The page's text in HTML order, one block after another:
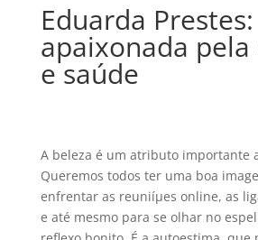
Eduarda Prestes:
apaixonada pela
e saúde
A beleza é um atributo importante
Queremos todos ter uma boa
enfrentar as reuniíµes online, as
e até mesmo para se olhar no